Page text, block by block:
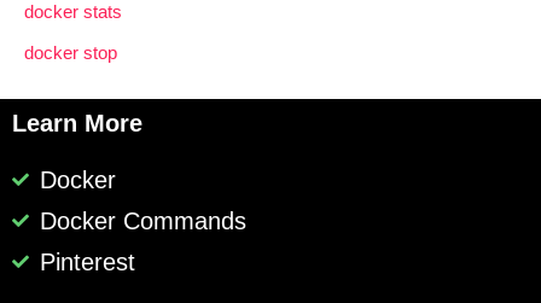
docker stats
docker stop
Learn More
Docker
Docker Commands
Pinterest